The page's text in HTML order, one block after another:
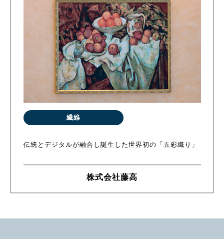
繊維
伝統とデジタルが融合し誕生した世界初の「五彩織り」
株式会社藤高